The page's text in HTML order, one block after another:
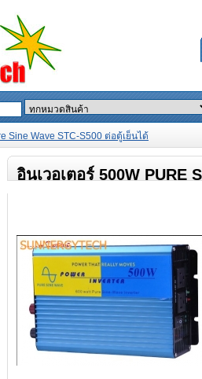
Sine Wave STC-S500 ต่อตู้เย็นได้
อินเวอเตอร์ 500W PURE